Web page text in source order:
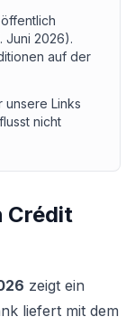
Juni 2026).
auf der
unsere Links
nicht
Crédit
zeigt ein
liefert mit dem